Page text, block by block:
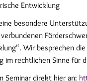
Entwicklung
besondere
Wir besprechen
rechtlichen Sinne für
Seminar direkt hier an: